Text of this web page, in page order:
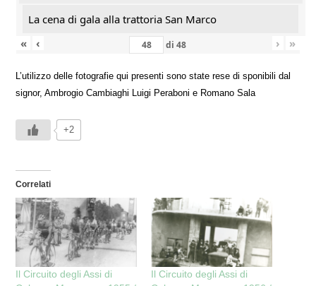
La cena di gala alla trattoria San Marco
«
‹ di48 › »
L’utilizzo delle fotografie qui presenti sono state rese di sponibili dal
signor, Ambrogio Cambiaghi Luigi Peraboni e Romano Sala
+2
Correlati
Il Circuito degli Assi di
Il Circuito degli Assi di